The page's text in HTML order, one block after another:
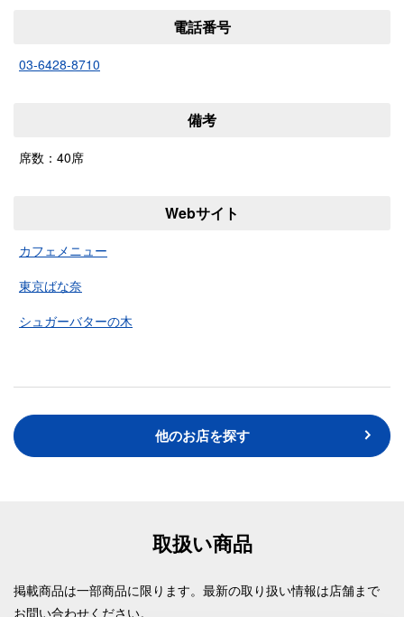
電話番号
03-6428-8710
備考
席数：40席
Webサイト
カフェメニュー
東京ばな奈
シュガーバターの木
他のお店を探す
取扱い商品
掲載商品は一部商品に限ります。最新の取り扱い情報は店舗まで
お問い合わせください。